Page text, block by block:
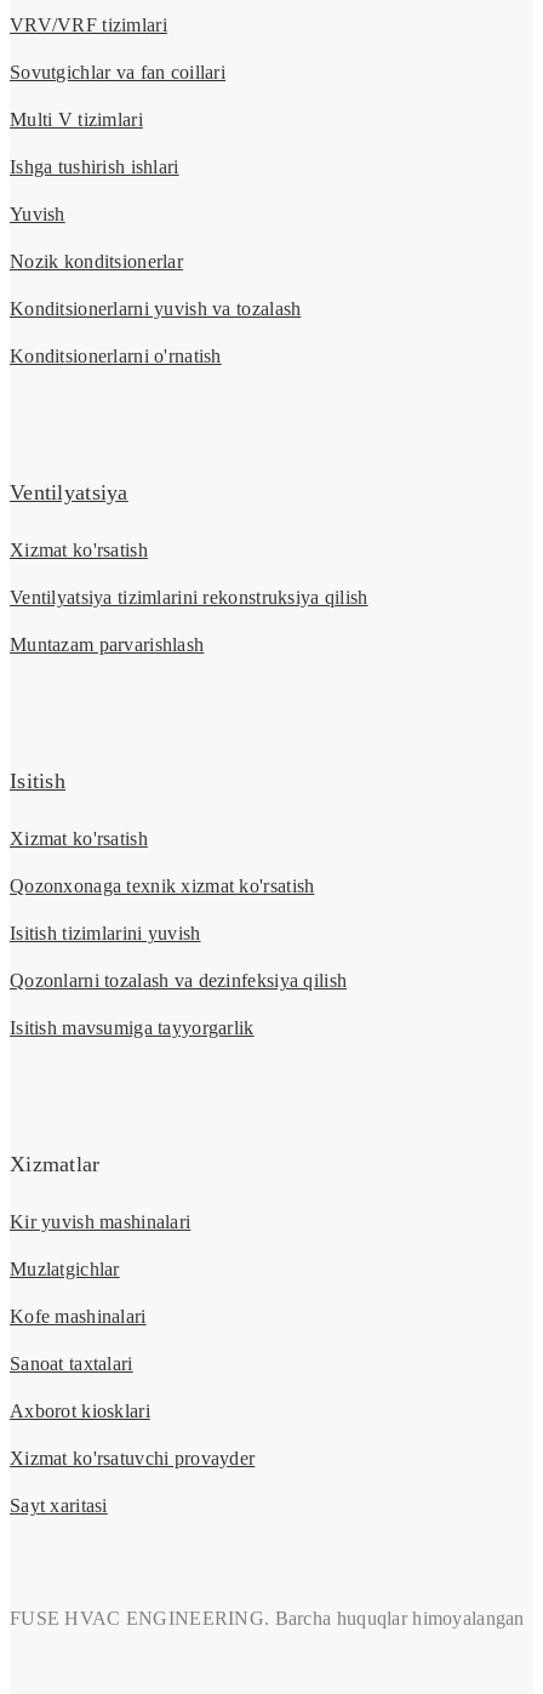
VRV/VRF tizimlari
Sovutgichlar va fan coillari
Multi V tizimlari
Ishga tushirish ishlari
Yuvish
Nozik konditsionerlar
Konditsionerlarni yuvish va tozalash
Konditsionerlarni o'rnatish
Ventilyatsiya
Xizmat ko'rsatish
Ventilyatsiya tizimlarini rekonstruksiya qilish
Muntazam parvarishlash
Isitish
Xizmat ko'rsatish
Qozonxonaga texnik xizmat ko'rsatish
Isitish tizimlarini yuvish
Qozonlarni tozalash va dezinfeksiya qilish
Isitish mavsumiga tayyorgarlik
Xizmatlar
Kir yuvish mashinalari
Muzlatgichlar
Kofe mashinalari
Sanoat taxtalari
Axborot kiosklari
Xizmat ko'rsatuvchi provayder
Sayt xaritasi
FUSE HVAC ENGINEERING. Barcha huquqlar himoyalangan